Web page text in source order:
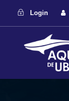
Login